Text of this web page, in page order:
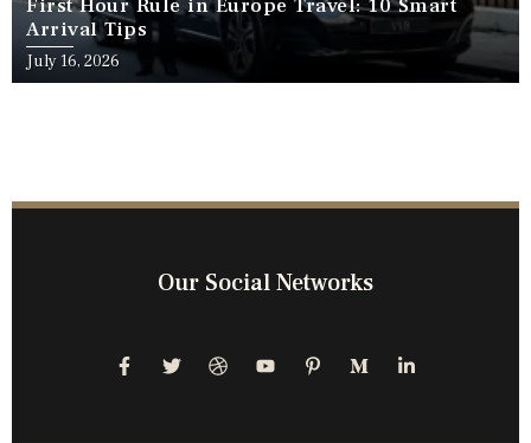
First Hour Rule in Europe Travel: 10 Smart
Arrival Tips
July 16, 2026
Our Social Networks